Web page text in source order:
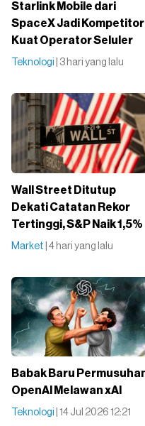
Starlink Mobile dari
SpaceX Jadi Kompetitor
Kuat Operator Seluler
Teknologi | 3 hari yang lalu
Wall Street Ditutup
Dekati Catatan Rekor
Tertinggi, S&P Naik 1,5%
Market | 4 hari yang lalu
Babak Baru
OpenAI Melawan xAI
Teknologi | 14 Jul 2026 12:21